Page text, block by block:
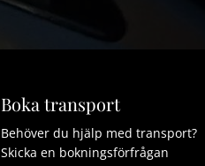
Boka transport
Behöver du hjälp med transport?
Skicka en bokningsförfrågan